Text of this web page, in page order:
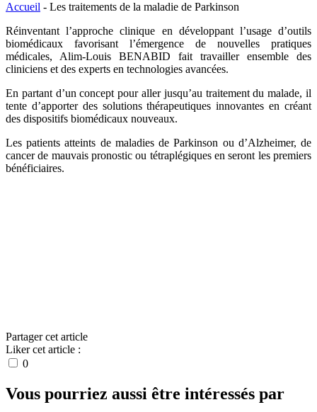
Accueil - Les traitements de la maladie de Parkinson
Réinventant l’approche clinique en développant l’usage d’outils
biomédicaux favorisant l’émergence de nouvelles pratiques
médicales, Alim-Louis BENABID fait travailler ensemble des
cliniciens et des experts en technologies avancées.
En partant d’un concept pour aller jusqu’au traitement du malade, il
tente d’apporter des solutions thérapeutiques innovantes en créant
des dispositifs biomédicaux nouveaux.
Les patients atteints de maladies de Parkinson ou d’Alzheimer, de
cancer de mauvais pronostic ou tétraplégiques en seront les premiers
bénéficiaires.
Partager cet article
Liker cet article :
0
Vous pourriez aussi être intéressés par